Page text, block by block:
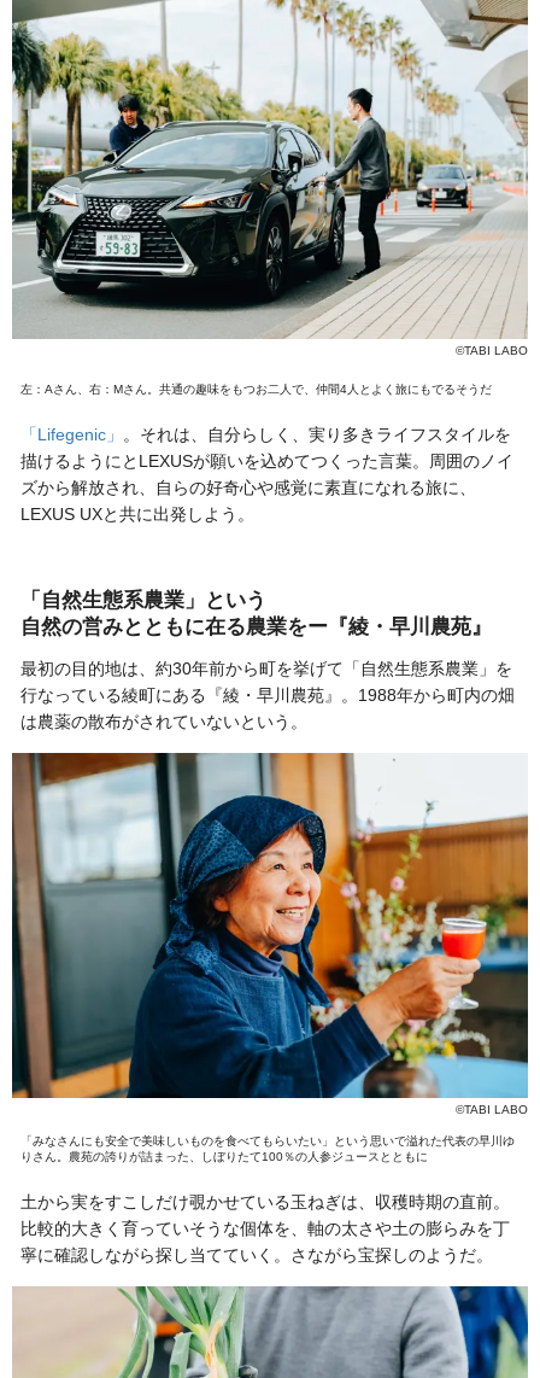
©TABI LABO
左：Aさん、右：Mさん。共通の趣味をもつお二人で、仲間4人とよく旅にもでるそうだ
「Lifegenic」
。それは、自分らしく、実り多きライフスタイルを
描けるようにとLEXUSが願いを込めてつくった言葉。周囲のノイ
ズから解放され、自らの好奇心や感覚に素直になれる旅に、
LEXUS UXと共に出発しよう。
「自然生態系農業」という
自然の営みとともに在る農業をー『綾・早川農苑』
最初の目的地は、約30年前から町を挙げて「自然生態系農業」を
行なっている綾町にある『綾・早川農苑』。1988年から町内の畑
は農薬の散布がされていないという。
©TABI LABO
「みなさんにも安全で美味しいものを食べてもらいたい」という思いで溢れた代表の早川ゆ
りさん。農苑の誇りが詰まった、しぼりたて100％の人参ジュースとともに
土から実をすこしだけ覗かせている玉ねぎは、収穫時期の直前。
比較的大きく育っていそうな個体を、軸の太さや土の膨らみを丁
寧に確認しながら探し当てていく。さながら宝探しのようだ。